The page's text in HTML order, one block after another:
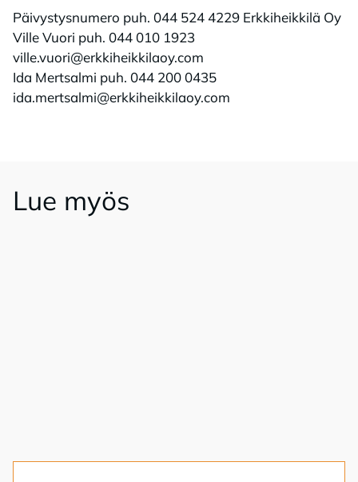
Päivystysnumero puh. 044 524 4229 Erkkiheikkilä Oy
Ville Vuori puh. 044 010 1923
ville.vuori@erkkiheikkilaoy.com
Ida Mertsalmi puh. 044 200 0435
ida.mertsalmi@erkkiheikkilaoy.com
Lue myös